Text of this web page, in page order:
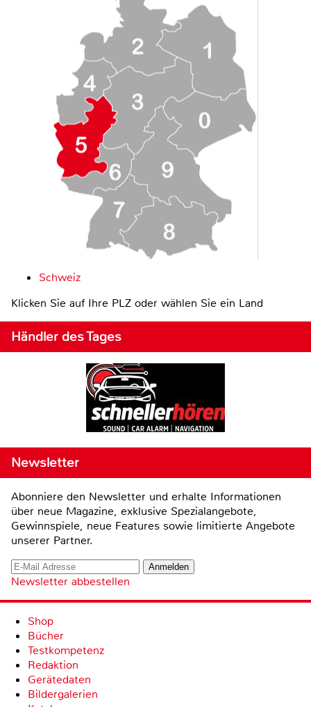
Schweiz
Klicken Sie auf Ihre PLZ oder wählen Sie ein Land
Händler des Tages
Newsletter
Abonniere den Newsletter und erhalte Informationen
über neue Magazine, exklusive Spezialangebote,
Gewinnspiele, neue Features sowie limitierte Angebote
unserer Partner.
Newsletter abbestellen
Shop
Bücher
Testkompetenz
Redaktion
Gerätedaten
Bildergalerien